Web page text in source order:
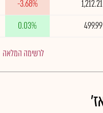
1,212.21
-3.68%
499.99
0.03%
לרשימה המלאה